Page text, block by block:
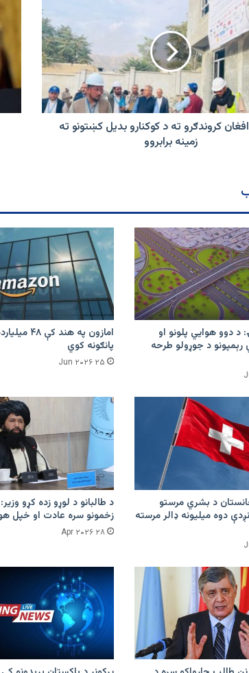
افغان کروندګرو ته د کوکنارو بدیل کښتونو ته
زمینه برابروو
منځني
جګړې
د دوو هوايي پلونو او
رېمپونو د جوړولو طرحه
امازون په هند
پانګونه کوي
۲۵ Jun ۲۰۲۶
د بشري مرستو
دوه میلیونه ډالر مرسته
د طالبانو د لوړو زده کړو
زخمونو سره عادت او خپل
۲۸ Apr ۲۰۲۶